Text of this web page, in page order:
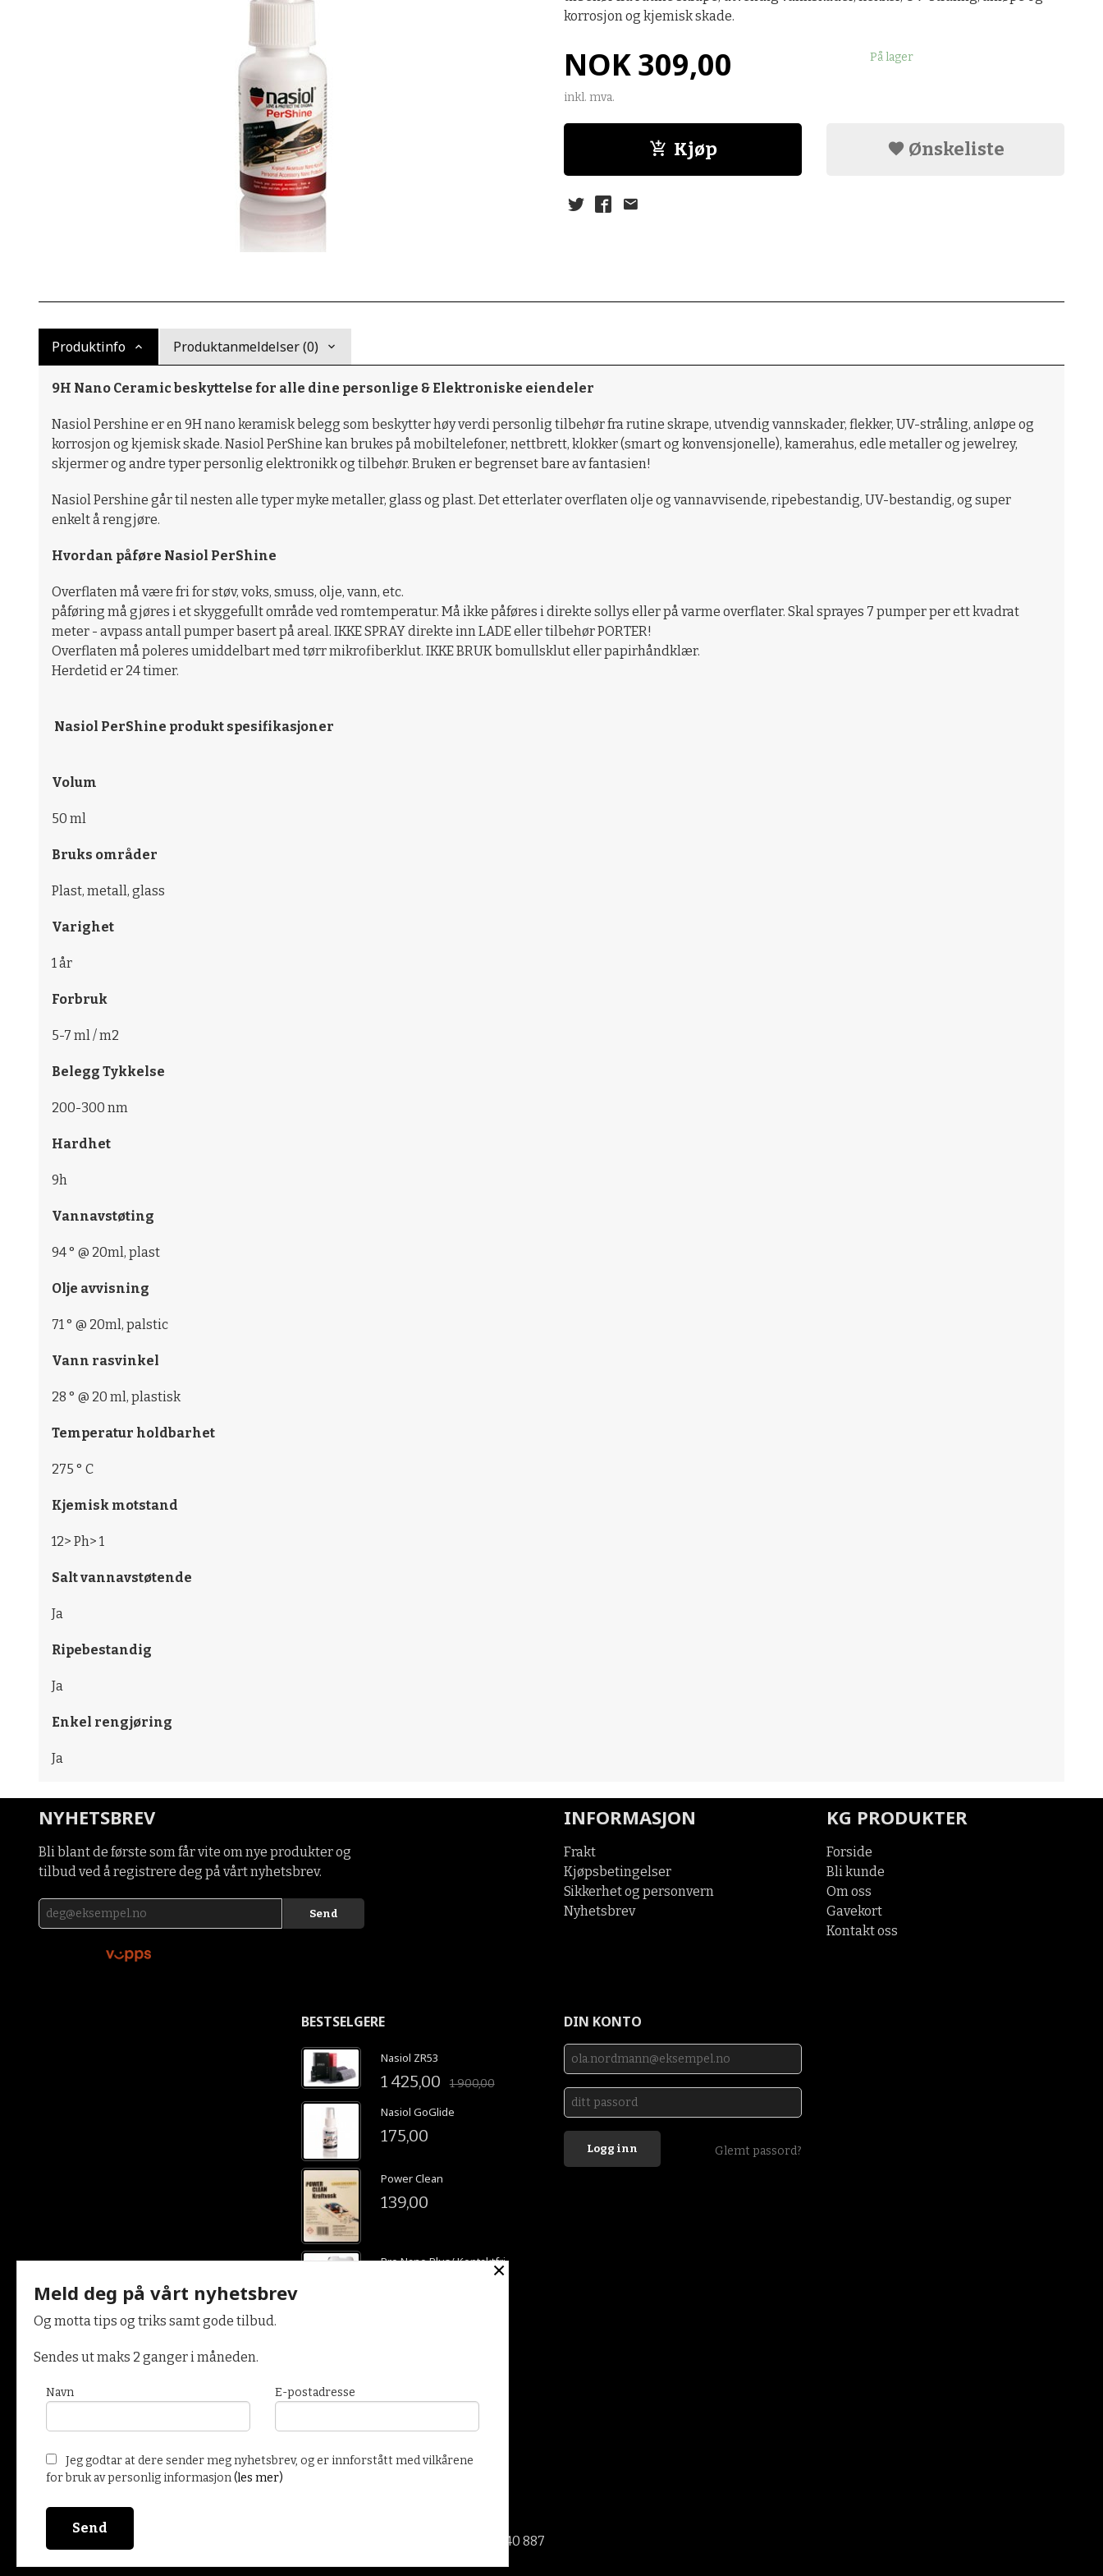
korrosjon og kjemisk skade.
Pris
NOK309,00
inkl. mva.
På lager
Kjøp Ønskeliste
Produktinfo Produktanmeldelser (0)
9H Nano Ceramic beskyttelse for alle dine personlige & Elektroniske eiendeler
Nasiol Pershine er en 9H nano keramisk belegg som beskytter høy verdi personlig tilbehør fra rutine skrape, utvendig vannskader, flekker, UV-stråling, anløpe og
korrosjon og kjemisk skade. Nasiol PerShine kan brukes på mobiltelefoner, nettbrett, klokker (smart og konvensjonelle), kamerahus, edle metaller og jewelrey,
skjermer og andre typer personlig elektronikk og tilbehør. Bruken er begrenset bare av fantasien!
Nasiol Pershine går til nesten alle typer myke metaller, glass og plast. Det etterlater overflaten olje og vannavvisende, ripebestandig, UV-bestandig, og super
enkelt å rengjøre.
Hvordan påføre Nasiol PerShine
Overflaten må være fri for støv, voks, smuss, olje, vann, etc.
påføring må gjøres i et skyggefullt område ved romtemperatur. Må ikke påføres i direkte sollys eller på varme overflater. Skal sprayes 7 pumper per ett kvadrat
meter - avpass antall pumper basert på areal. IKKE SPRAY direkte inn LADE eller tilbehør PORTER!
Overflaten må poleres umiddelbart med tørr mikrofiberklut. IKKE BRUK bomullsklut eller papirhåndklær.
Herdetid er 24 timer.
Nasiol PerShine produkt spesifikasjoner
Volum
50 ml
Bruks områder
Plast, metall, glass
Varighet
1 år
Forbruk
5-7 ml / m2
Belegg Tykkelse
200-300 nm
Hardhet
9h
Vannavstøting
94 ° @ 20ml, plast
Olje avvisning
71 ° @ 20ml, palstic
Vann rasvinkel
28 ° @ 20 ml, plastisk
Temperatur holdbarhet
275 ° C
Kjemisk motstand
12> Ph> 1
Salt vannavstøtende
Ja
Ripebestandig
Ja
Enkel rengjøring
Ja
NYHETSBREV
Bli blant de første som får vite om nye produkter og
tilbud ved å registrere deg på vårt nyhetsbrev.
INFORMASJON
Frakt
Kjøpsbetingelser
Sikkerhet og personvern
Nyhetsbrev
KG PRODUKTER
Forside
Bli kunde
Om oss
Gavekort
Kontakt oss
BESTSELGERE
Nasiol ZR53
1 425,00 1 900,00
Nasiol GoGlide
175,00
Power Clean
139,00
Pro Nano Plus/ Kontaktfri
DIN KONTO
Glemt passord?
og vi kan yte deg bedre service. Vi bruker cookies hovedsaklig til å lagre
innloggingsdetaljer og huske hva du har puttet i handlekurven din.
endre innstillinger for cookies.
- Foretaksregisteret 917 740 887
×
Meld deg på vårt nyhetsbrev
Og motta tips og triks samt gode tilbud.
Sendes ut maks 2 ganger i måneden.
Navn E-postadresse
Jeg godtar at dere sender meg nyhetsbrev, og er innforstått med vilkårene
for bruk av personlig informasjon(les mer)